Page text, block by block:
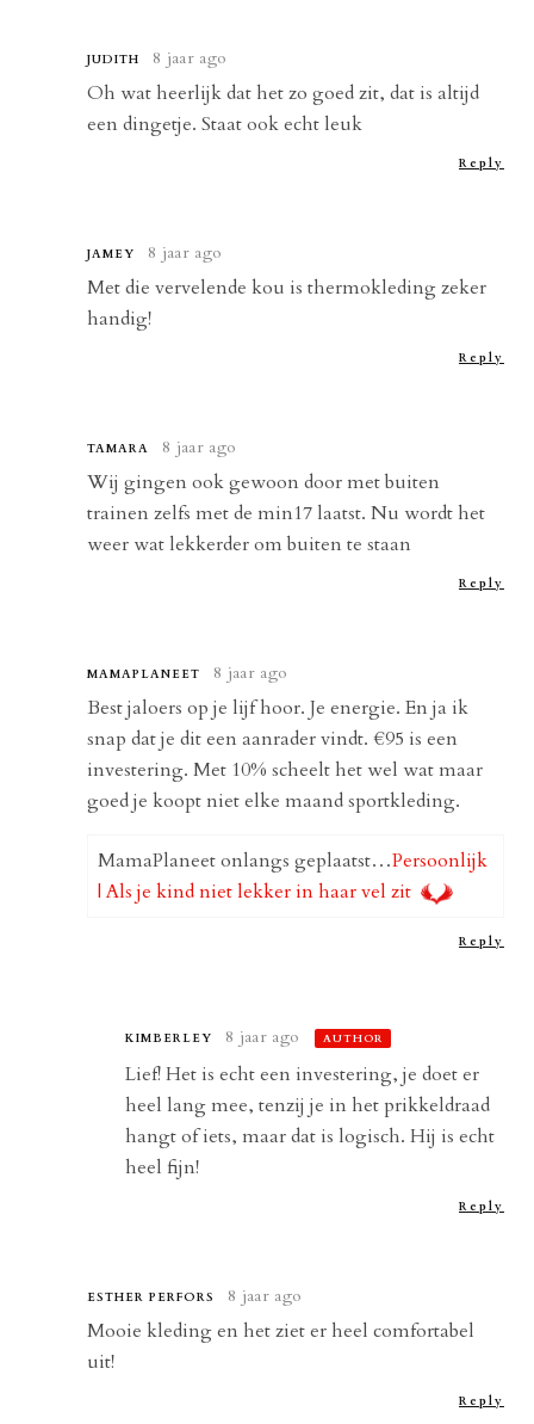
JUDITH 8 jaar ago
Oh wat heerlijk dat het zo goed zit, dat is altijd
een dingetje. Staat ook echt leuk
Reply
JAMEY 8 jaar ago
Met die vervelende kou is thermokleding zeker
handig!
Reply
TAMARA 8 jaar ago
Wij gingen ook gewoon door met buiten
trainen zelfs met de min17 laatst. Nu wordt het
weer wat lekkerder om buiten te staan
Reply
MAMAPLANEET 8 jaar ago
Best jaloers op je lijf hoor. Je energie. En ja ik
snap dat je dit een aanrader vindt. €95 is een
investering. Met 10% scheelt het wel wat maar
goed je koopt niet elke maand sportkleding.
MamaPlaneet onlangs geplaatst…Persoonlijk
| Als je kind niet lekker in haar vel zit
Reply
KIMBERLEY 8 jaar ago AUTHOR
Lief! Het is echt een investering, je doet er
heel lang mee, tenzij je in het prikkeldraad
hangt of iets, maar dat is logisch. Hij is echt
heel fijn!
Reply
ESTHER PERFORS 8 jaar ago
Mooie kleding en het ziet er heel comfortabel
uit!
Reply